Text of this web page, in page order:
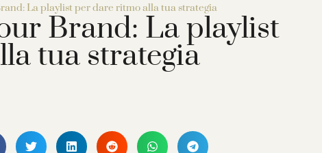
La playlist per dare ritmo alla tua strategia
Brand: La playlist
tua strategia